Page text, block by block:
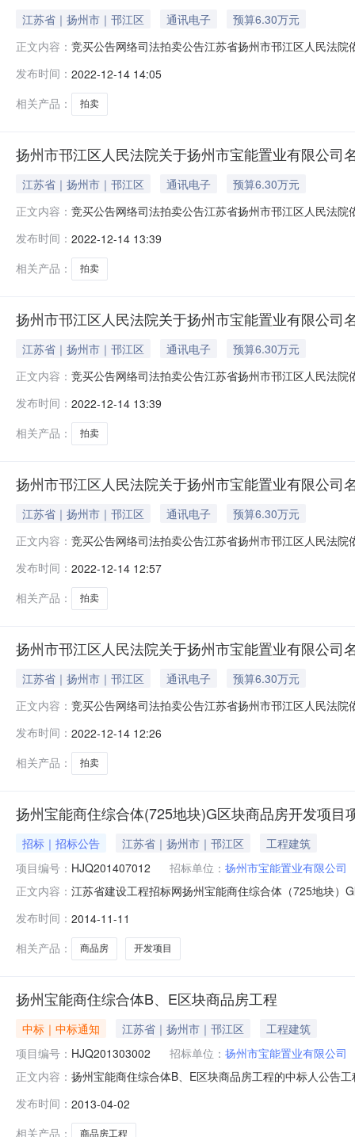
江苏省｜扬州市｜邗江区 通讯电子
预算6.30万元
正文内容： 竞买公告网络司法拍卖公告江苏省扬州市邗江区人民法
院，法院主页网址：sf.taobao.com/0514——参见全国法
发布时间： 2022-12-14 14:05
相关产品：
拍卖
扬州市邗江区人民法院关于扬州市宝能置业有限公
江苏省｜扬州市｜邗江区 通讯电子
预算6.30万元
正文内容： 竞买公告网络司法拍卖公告江苏省扬州市邗江区人民法
院，法院主页网址：sf.taobao.com/0514——参见全国法
发布时间： 2022-12-14 13:39
相关产品：
拍卖
扬州市邗江区人民法院关于扬州市宝能置业有限公
江苏省｜扬州市｜邗江区 通讯电子
预算6.30万元
正文内容： 竞买公告网络司法拍卖公告江苏省扬州市邗江区人民法
院，法院主页网址：sf.taobao.com/0514——参见全国法
发布时间： 2022-12-14 13:39
相关产品：
拍卖
扬州市邗江区人民法院关于扬州市宝能置业有限公
江苏省｜扬州市｜邗江区 通讯电子
预算6.30万元
正文内容： 竞买公告网络司法拍卖公告江苏省扬州市邗江区人民法
院，法院主页网址：sf.taobao.com/0514——参见全国法
发布时间： 2022-12-14 12:57
相关产品：
拍卖
扬州市邗江区人民法院关于扬州市宝能置业有限公
江苏省｜扬州市｜邗江区 通讯电子
预算6.30万元
正文内容： 竞买公告网络司法拍卖公告江苏省扬州市邗江区人民法
院，法院主页网址：sf.taobao.com/0514——参见全国法
发布时间： 2022-12-14 12:26
相关产品：
拍卖
扬州宝能商住综合体(725地块)G区块商品房开发项目
招标｜招标公告 江苏省｜扬州市｜邗江区
工程建筑
项目编号： HJQ201407012 招标单位： 扬州市宝能置业有限公司
正文内容： 江苏省建设工程招标网扬州宝能商住综合体（725地块）
市宝能置业有限公司承接单位：深圳市建业建筑工程有
发布时间： 2014-11-11
相关产品：
商品房 开发项目
扬州宝能商住综合体B、E区块商品房工程
中标｜中标通知 江苏省｜扬州市｜邗江区
工程建筑
项目编号： HJQ201303002 招标单位： 扬州市宝能置业有限公司
正文内容： 扬州宝能商住综合体B、E区块商品房工程的中标人公告
限公司项目负责人姓名：3d3e31c0-498e-4314-819b-
发布时间： 2013-04-02
相关产品：
商品房工程